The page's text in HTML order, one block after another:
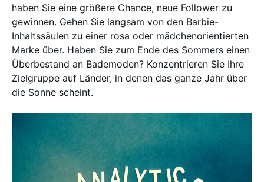
haben Sie eine größere Chance, neue Follower zu
gewinnen. Gehen Sie langsam von den Barbie-
Inhaltssäulen zu einer rosa oder mädchenorientierten
Marke über. Haben Sie zum Ende des Sommers einen
Überbestand an Bademoden? Konzentrieren Sie Ihre
Zielgruppe auf Länder, in denen das ganze Jahr über
die Sonne scheint.